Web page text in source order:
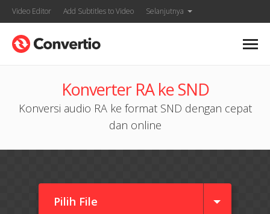
Video Editor Add Subtitles to Video Selanjutnya
Konverter RA ke SND
Konversi audio RA ke format SND dengan cepat
dan online
Pilih File